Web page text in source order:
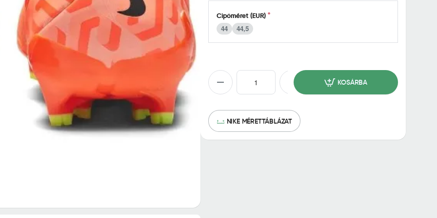
Cipőméret (EUR)
44 44,5
KOSÁRBA
NIKE MÉRETTÁBLÁZAT